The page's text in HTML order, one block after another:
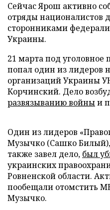
Сейчас Ярош активно
отряды националистов
сторонниками
Украины.
21 марта под уголовное
попал один из лидеров
организаций Украины
Корчинский. Дело
развязыванию войныи
Один из лидеров
Музычко (Сашко
также завел дело, был
украинских
Ровненской области.
пообещали отомстить
Музычко.